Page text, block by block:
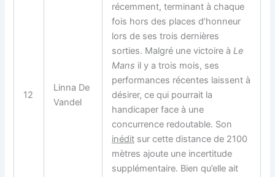
12
Linna De
Vandel
récemment, terminant à chaque
fois hors des places d’honneur
lors de ses trois dernières
sorties. Malgré une victoire à Le
Mans il y a trois mois, ses
performances récentes laissent à
désirer, ce qui pourrait la
handicaper face à une
concurrence redoutable. Son
inédit sur cette distance de 2100
mètres ajoute une incertitude
supplémentaire. Bien qu’elle ait